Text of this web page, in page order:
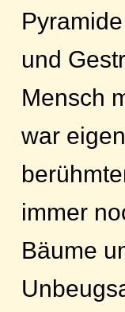
und
Mensch
war
immer
Bäume